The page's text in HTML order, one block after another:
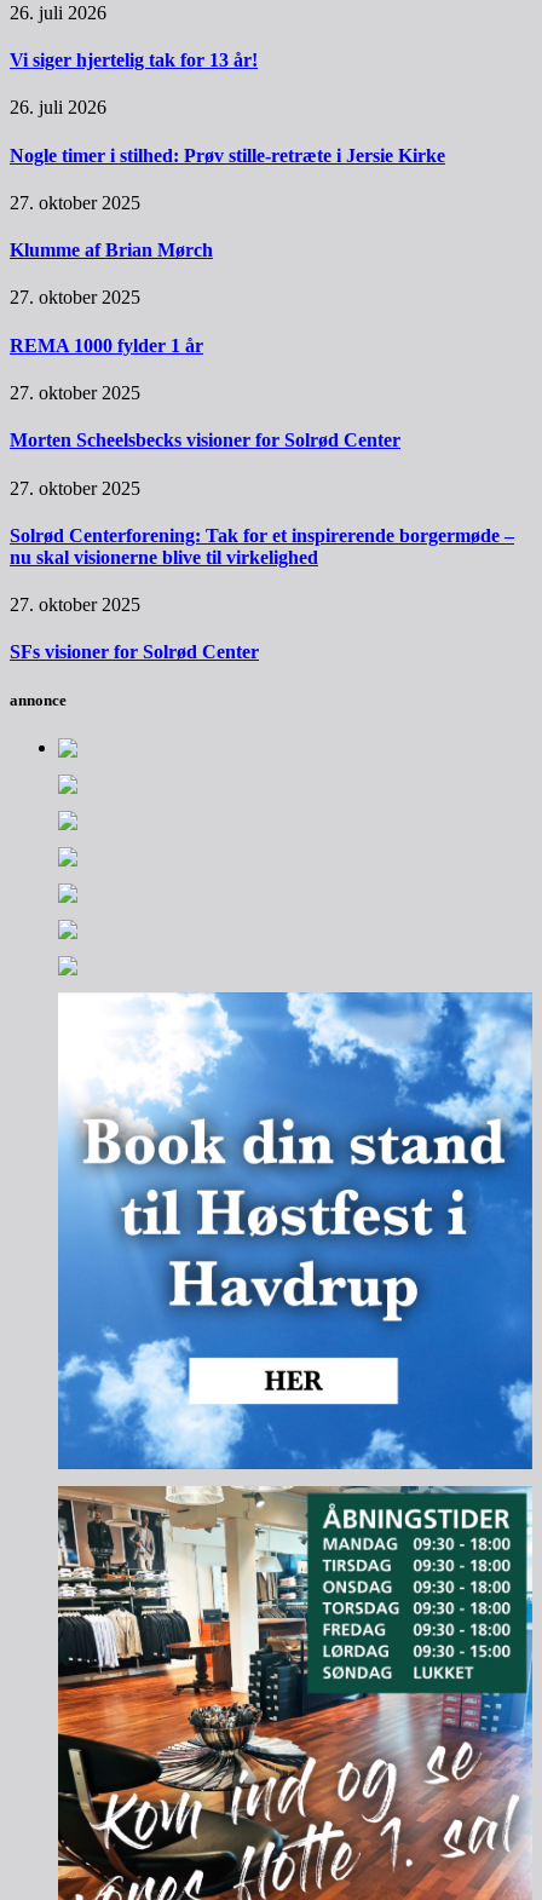
26. juli 2026
Vi siger hjertelig tak for 13 år!
26. juli 2026
Nogle timer i stilhed: Prøv stille-retræte i Jersie Kirke
27. oktober 2025
Klumme af Brian Mørch
27. oktober 2025
REMA 1000 fylder 1 år
27. oktober 2025
Morten Scheelsbecks visioner for Solrød Center
27. oktober 2025
Solrød Centerforening: Tak for et inspirerende borgermøde –
nu skal visionerne blive til virkelighed
27. oktober 2025
SFs visioner for Solrød Center
annonce